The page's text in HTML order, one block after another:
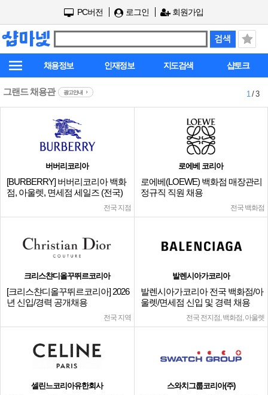
PC버전 로그인 회원가입
채용정보 인재정보 지도검색 샵토크
그랜드 채용관 광고안내 1/ 3
버버리코리아
[BURBERRY] 버버리코리아 백화
점, 아울렛, 면세점 세일즈 (전국)
전국 지점
로에베 코리아
로에베(LOEWE) 백화점 매장관리
정규직 직원 채용
전국 백화점
크리스챤디올꾸뛰르코리아
[크리스챤디올꾸뛰르코리아] 2026
년 신입/경력 공개채용
전국 지역
발렌시아가코리아
발렌시아가코리아 전국 백화점/아
울렛/면세점 신입 및 경력 채용
전국 전지점, 백화점, 아울렛
셀린느코리아유한회사 스와치그룹코리아(주)